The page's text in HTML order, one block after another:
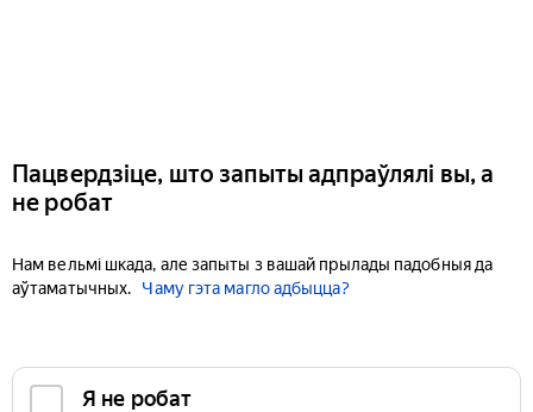
Пацвердзіце, што запыты адпраўлялі вы, а
не робат
Нам вельмі шкада, але запыты з вашай прылады падобныя да
аўтаматычных.
Чаму гэта магло адбыцца?
Я не робат